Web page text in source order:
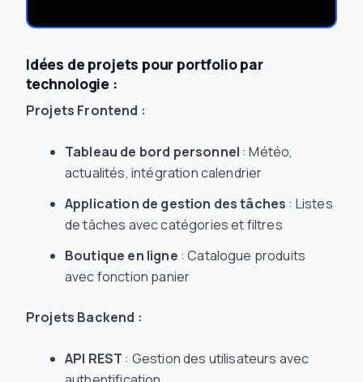
Idées de projets pour portfolio par
technologie :
Projets Frontend :
Tableau de bord personnel : Météo,
actualités, intégration calendrier
Application de gestion des tâches : Listes
de tâches avec catégories et filtres
Boutique en ligne : Catalogue produits
avec fonction panier
Projets Backend :
API REST : Gestion des utilisateurs avec